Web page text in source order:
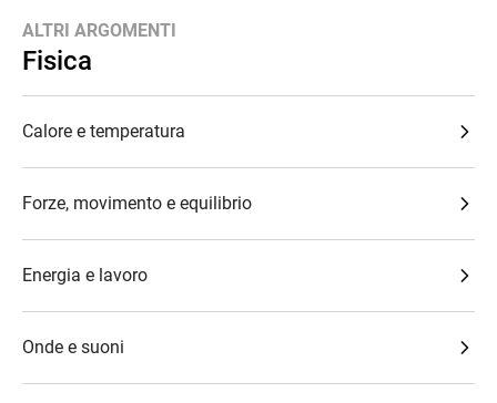
ALTRI ARGOMENTI
Fisica
Calore e temperatura
Forze, movimento e equilibrio
Energia e lavoro
Onde e suoni